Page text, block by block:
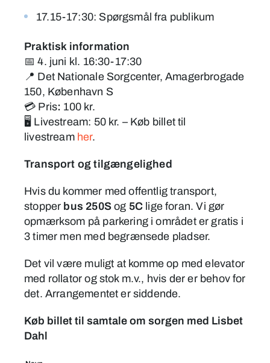
17.15-17:30: Spørgsmål fra publikum
Praktisk information
📅 4. juni kl. 16:30-17:30
📍 Det Nationale Sorgcenter, Amagerbrogade
150, København S
💳 Pris: 100 kr.
🖥️ Livestream: 50 kr. – Køb billet til
livestream her.
Transport og tilgængelighed
Hvis du kommer med offentlig transport,
stopper bus 250Sog 5C lige foran. Vi gør
opmærksom på parkering i området er gratis i
3 timer men med begrænsede pladser.
Det vil være muligt at komme op med elevator
med rollator og stok m.v., hvis der er behov for
det. Arrangementet er siddende.
Køb billet til samtale om sorgen med Lisbet
Dahl